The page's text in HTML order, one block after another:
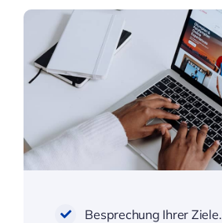
Besprechung Ihrer Ziele.